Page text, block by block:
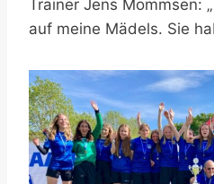
Trainer Jens Mommsen:
auf meine Mädels. Sie